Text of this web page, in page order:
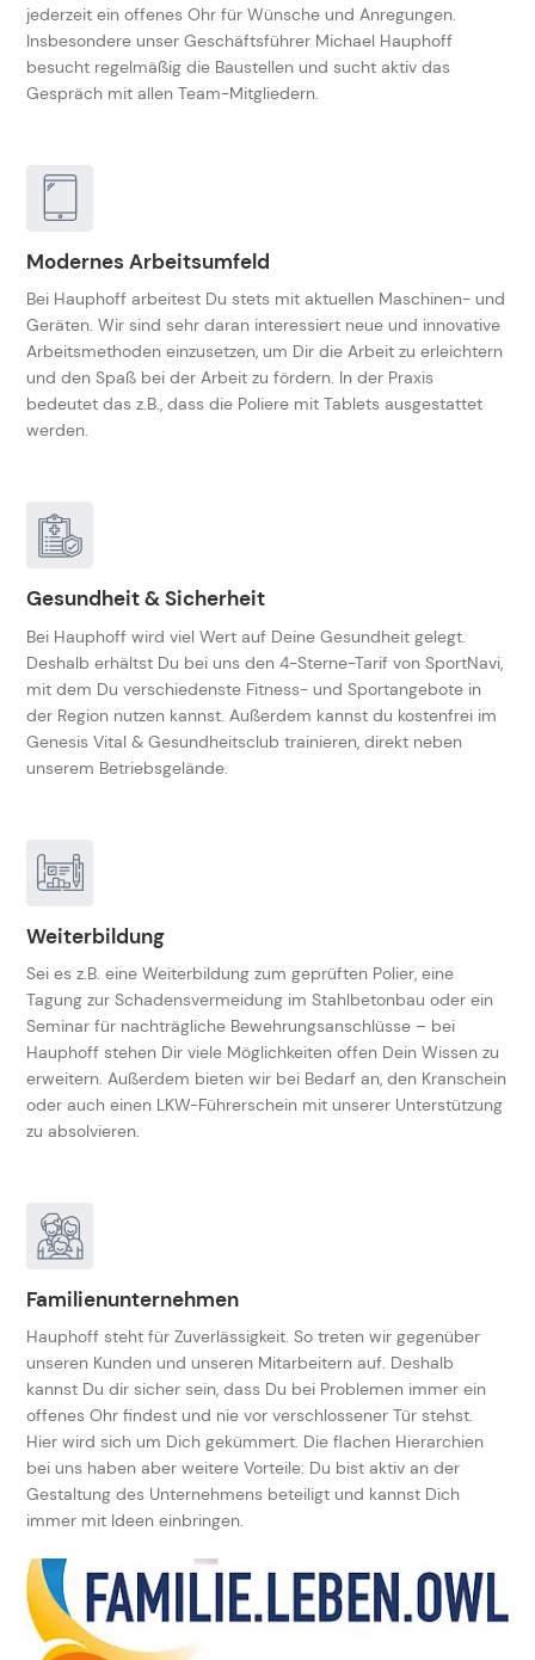
jederzeit ein offenes Ohr für Wünsche und Anregungen.
Insbesondere unser Geschäftsführer Michael Hauphoff
besucht regelmäßig die Baustellen und sucht aktiv das
Gespräch mit allen Team-Mitgliedern.
Modernes Arbeitsumfeld
Bei Hauphoff arbeitest Du stets mit aktuellen Maschinen- und
Geräten. Wir sind sehr daran interessiert neue und innovative
Arbeitsmethoden einzusetzen, um Dir die Arbeit zu erleichtern
und den Spaß bei der Arbeit zu fördern. In der Praxis
bedeutet das z.B., dass die Poliere mit Tablets ausgestattet
werden.
Gesundheit & Sicherheit
Bei Hauphoff wird viel Wert auf Deine Gesundheit gelegt.
Deshalb erhältst Du bei uns den 4-Sterne-Tarif von SportNavi,
mit dem Du verschiedenste Fitness- und Sportangebote in
der Region nutzen kannst. Außerdem kannst du kostenfrei im
Genesis Vital & Gesundheitsclub trainieren, direkt neben
unserem Betriebsgelände.
Weiterbildung
Sei es z.B. eine Weiterbildung zum geprüften Polier, eine
Tagung zur Schadensvermeidung im Stahlbetonbau oder ein
Seminar für nachträgliche Bewehrungsanschlüsse – bei
Hauphoff stehen Dir viele Möglichkeiten offen Dein Wissen zu
erweitern. Außerdem bieten wir bei Bedarf an, den Kranschein
oder auch einen LKW-Führerschein mit unserer Unterstützung
zu absolvieren.
Familienunternehmen
Hauphoff steht für Zuverlässigkeit. So treten wir gegenüber
unseren Kunden und unseren Mitarbeitern auf. Deshalb
kannst Du dir sicher sein, dass Du bei Problemen immer ein
offenes Ohr findest und nie vor verschlossener Tür stehst.
Hier wird sich um Dich gekümmert. Die flachen Hierarchien
bei uns haben aber weitere Vorteile: Du bist aktiv an der
Gestaltung des Unternehmens beteiligt und kannst Dich
immer mit Ideen einbringen.